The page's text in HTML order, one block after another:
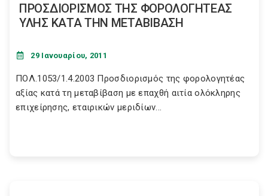
ΠΡΟΣΔΙΟΡΙΣΜΟΣ ΤΗΣ ΦΟΡΟΛΟΓΗΤΕΑΣ
ΥΛΗΣ ΚΑΤΑ ΤΗΝ ΜΕΤΑΒΙΒΑΣΗ
29 Ιανουαρίου, 2011
ΠΟΛ.1053/1.4.2003 Προσδιορισμός της φορολογητέας
αξίας κατά τη μεταβίβαση με επαχθή αιτία ολόκληρης
επιχείρησης, εταιρικών μεριδίων...